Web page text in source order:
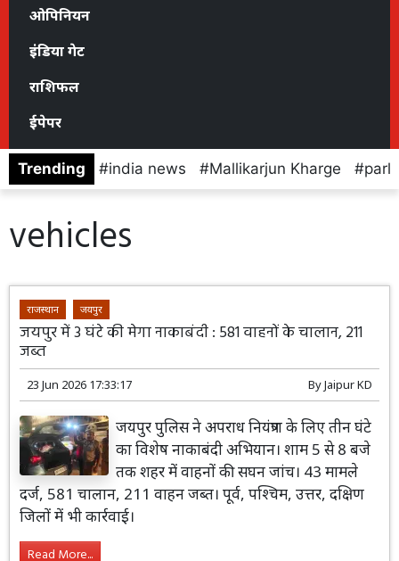
ओपिनियन
इंडिया गेट
राशिफल
ईपेपर
Trending india news Mallikarjun Kharge
vehicles
राजस्थान जयपुर
जयपुर में 3 घंटे की मेगा नाकाबंदी : 581 वाहनों के चालान, 211
जब्त
23 Jun 2026 17:33:17 ByJaipur KD
जयपुर पुलिस ने अपराध नियंत्रण के लिए तीन घंटे
का विशेष नाकाबंदी अभियान। शाम 5 से 8 बजे
तक शहर में वाहनों की सघन जांच। 43 मामले
दर्ज, 581 चालान, 211 वाहन जब्त। पूर्व, पश्चिम, उत्तर, दक्षिण
जिलों में भी कार्रवाई।
Read More...